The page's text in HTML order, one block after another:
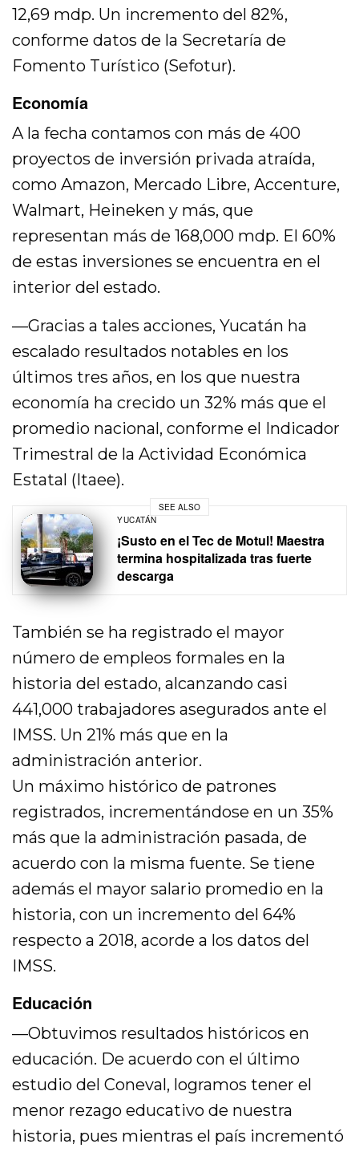
12,69 mdp. Un incremento del 82%,
conforme datos de la Secretaría de
Fomento Turístico (Sefotur).
Economía
A la fecha contamos con más de 400
proyectos de inversión privada atraída,
como Amazon, Mercado Libre, Accenture,
Walmart, Heineken y más, que
representan más de 168,000 mdp. El 60%
de estas inversiones se encuentra en el
interior del estado.
—Gracias a tales acciones, Yucatán ha
escalado resultados notables en los
últimos tres años, en los que nuestra
economía ha crecido un 32% más que el
promedio nacional, conforme el Indicador
Trimestral de la Actividad Económica
Estatal (Itaee).
SEE ALSO
YUCATÁN
¡Susto en el Tec de Motul! Maestra
termina hospitalizada tras fuerte
descarga
También se ha registrado el mayor
número de empleos formales en la
historia del estado, alcanzando casi
441,000 trabajadores asegurados ante el
IMSS. Un 21% más que en la
administración anterior.
Un máximo histórico de patrones
registrados, incrementándose en un 35%
más que la administración pasada, de
acuerdo con la misma fuente. Se tiene
además el mayor salario promedio en la
historia, con un incremento del 64%
respecto a 2018, acorde a los datos del
IMSS.
Educación
—Obtuvimos resultados históricos en
educación. De acuerdo con el último
estudio del Coneval, logramos tener el
menor rezago educativo de nuestra
historia, pues mientras el país incrementó